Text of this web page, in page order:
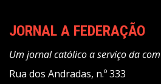
JORNAL A FEDERAÇÃO
Um jornal católico a serviço da
Rua dos Andradas, n.º 333